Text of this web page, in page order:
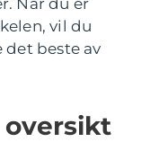
Når du er
vil du
beste av
oversikt